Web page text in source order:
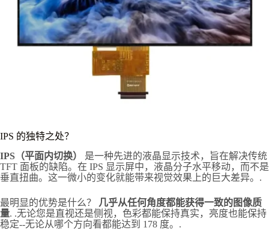
IPS 的独特之处？
IPS（平面内切换）
是一种先进的液晶显示技术，旨在解决传统
TFT 面板的缺陷。在 IPS 显示屏中，液晶分子水平移动，而不是
垂直扭曲。这一微小的变化就能带来视觉效果上的巨大差异。.
最明显的优势是什么？
几乎从任何角度都能获得一致的图像质
量. .无论您是直视还是侧视，色彩都能保持真实，亮度也能保持
稳定--无论从哪个方向看都能达到 178 度。.